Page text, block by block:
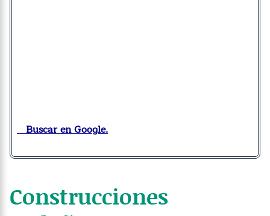
Buscar en Google.
Construcciones